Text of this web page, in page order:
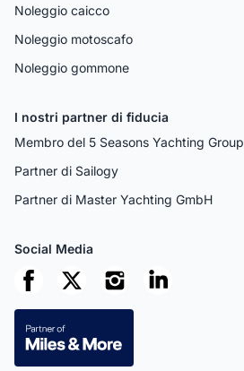
Noleggio caicco
Noleggio motoscafo
Noleggio gommone
I nostri partner di fiducia
Membro del 5 Seasons Yachting Group
Partner di Sailogy
Partner di Master Yachting GmbH
Social Media